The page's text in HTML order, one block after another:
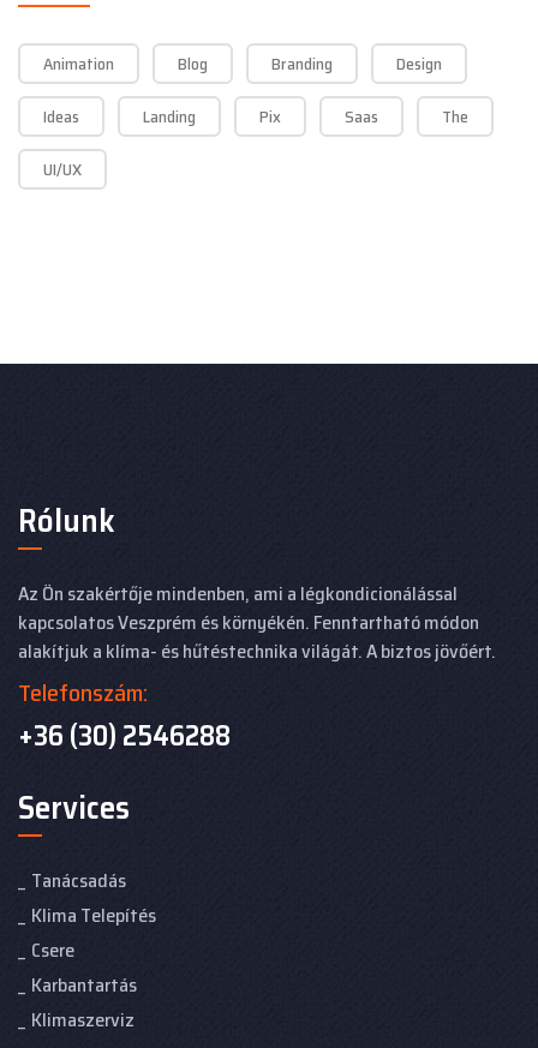
Animation Blog Branding
Design
Ideas
Landing Pix Saas
The
UI/UX
Rólunk
Az Ön szakértője mindenben, ami a légkondicionálással
kapcsolatos Veszprém és környékén. Fenntartható módon
alakítjuk a klíma- és hűtéstechnika világát. A biztos jövőért.
Telefonszám:
+36 (30) 2546288
Services
Tanácsadás
Klima Telepítés
Csere
Karbantartás
Klimaszerviz